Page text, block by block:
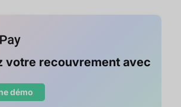
votre recouvrement avec
démo